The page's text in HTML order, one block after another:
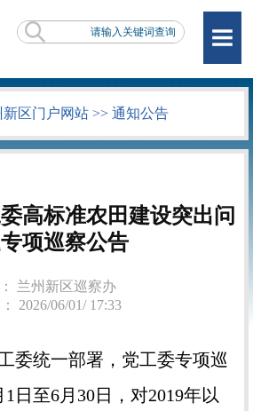
新区门户网站 >> 通知公告
高标准农田建设突出问
项巡察公告
兰州新区巡察办
2026/06/01/ 17:33
统一部署，党工委专项巡
日至6月30日，对2019年以